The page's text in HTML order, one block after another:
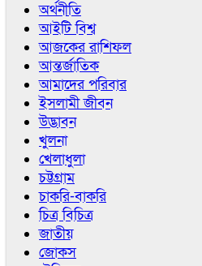
অর্থনীতি
আইটি বিশ্ব
আজকের রাশিফল
আন্তর্জাতিক
আমাদের পরিবার
ইসলামী জীবন
উদ্ভাবন
খুলনা
খেলাধুলা
চট্টগ্রাম
চাকরি-বাকরি
চিত্র বিচিত্র
জাতীয়
জোকস